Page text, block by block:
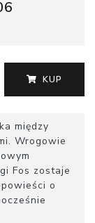
KUP
między
Wrogowie
Fos zostaje
o